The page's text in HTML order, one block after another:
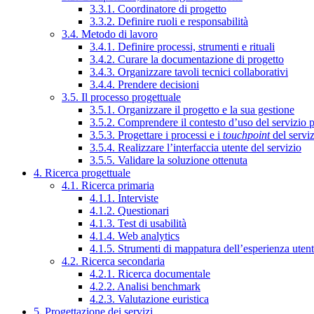
3.3.1. Coordinatore di progetto
3.3.2. Definire ruoli e responsabilità
3.4. Metodo di lavoro
3.4.1. Definire processi, strumenti e rituali
3.4.2. Curare la documentazione di progetto
3.4.3. Organizzare tavoli tecnici collaborativi
3.4.4. Prendere decisioni
3.5. Il processo progettuale
3.5.1. Organizzare il progetto e la sua gestione
3.5.2. Comprendere il contesto d’uso del servizio
3.5.3. Progettare i processi e i touchpointdel
3.5.4. Realizzare l’interfaccia utente del servizio
3.5.5. Validare la soluzione ottenuta
4. Ricerca progettuale
4.1. Ricerca primaria
4.1.1. Interviste
4.1.2. Questionari
4.1.3. Test di usabilità
4.1.4. Web analytics
4.1.5. Strumenti di mappatura dell’esperienza
4.2. Ricerca secondaria
4.2.1. Ricerca documentale
4.2.2. Analisi benchmark
4.2.3. Valutazione euristica
5. Progettazione dei servizi